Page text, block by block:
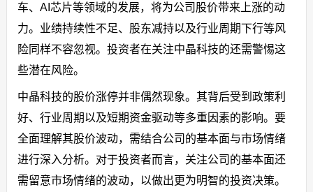
车、AI芯片等领域的发展，将为公司股价带来上涨的动
力。业绩持续性不足、股东减持以及行业周期下行等风
险同样不容忽视。投资者在关注中晶科技的还需警惕这
些潜在风险。
中晶科技的股价涨停并非偶然现象。其背后受到政策利
好、行业周期以及短期资金驱动等多重因素的影响。要
全面理解其股价波动，需结合公司的基本面与市场情绪
进行深入分析。对于投资者而言，关注公司的基本面还
需留意市场情绪的波动，以做出更为明智的投资决策。